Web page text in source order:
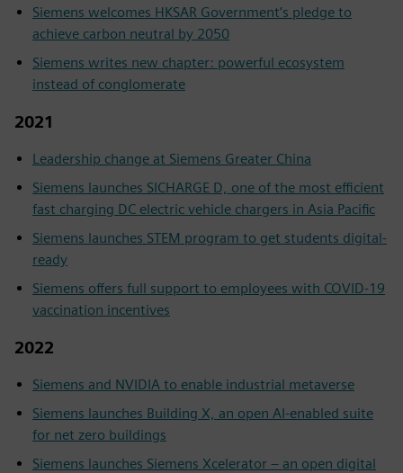
Siemens welcomes HKSAR Government’s pledge to
achieve carbon neutral by 2050
Siemens writes new chapter: powerful ecosystem
instead of conglomerate
2021
Leadership change at Siemens Greater China
Siemens launches SICHARGE D, one of the most efficient
fast charging DC electric vehicle chargers in Asia Pacific
Siemens launches STEM program to get students digital-
ready
Siemens offers full support to employees with COVID-19
vaccination incentives
2022
Siemens and NVIDIA to enable industrial metaverse
Siemens launches Building X, an open AI-enabled suite
for net zero buildings
Siemens launches Siemens Xcelerator – an open digital